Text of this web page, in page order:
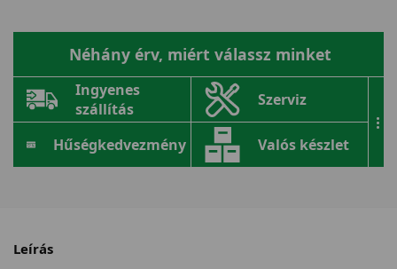
Néhány érv, miért válassz minket
Ingyenes
szállítás
Szerviz
Hűségkedvezmény Valós készlet
...
Leírás